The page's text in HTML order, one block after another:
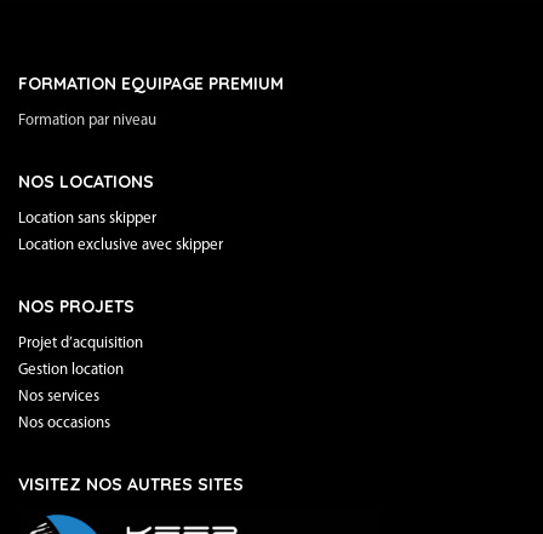
FORMATION EQUIPAGE PREMIUM
Formation par niveau
NOS LOCATIONS
Location sans skipper
Location exclusive avec skipper
NOS PROJETS
Projet d’acquisition
Gestion location
Nos services
Nos occasions
VISITEZ NOS AUTRES SITES